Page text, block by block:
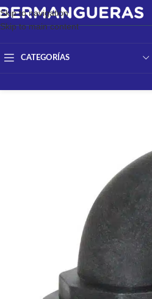
Skip to navigation
Skip to main content
CATEGORÍAS